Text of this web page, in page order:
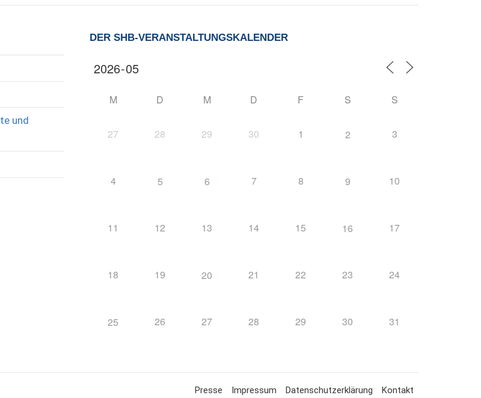
und
DER SHB-VERANSTALTUNGSKALENDER
M D M D F S S
27 28 29 30 1 2 3
4 5 6 7 8 9 10
11 12 13 14 15 16 17
18 19 20 21 22 23 24
25 26 27 28 29 30 31
Presse Impressum Datenschutzerklärung Kontakt